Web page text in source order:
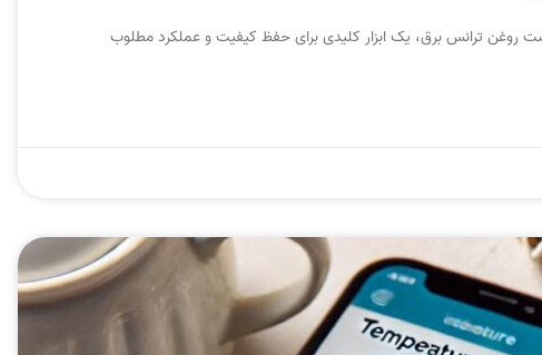
روغن ترانس برق، یک ابزار کلیدی برای حفظ کیفیت و عملکرد مطلوب